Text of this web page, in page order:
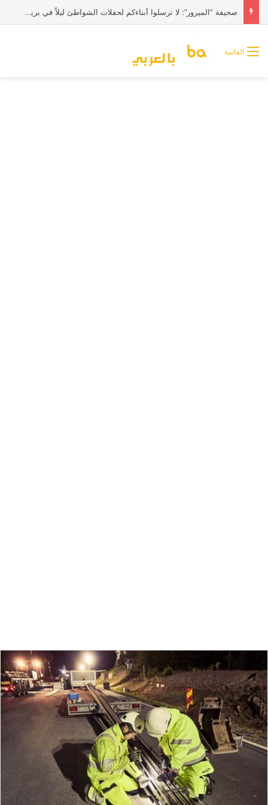
صحيفة “الميرور”: لا ترسلوا أبناءكم لحفلات الشواطئ ليلاً في بريطانيا
القائمة